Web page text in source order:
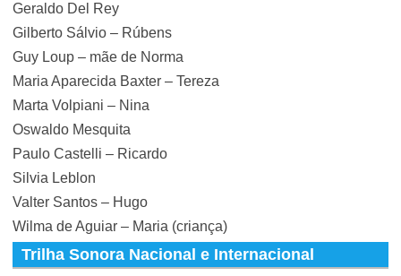
Geraldo Del Rey
Gilberto Sálvio – Rúbens
Guy Loup – mãe de Norma
Maria Aparecida Baxter – Tereza
Marta Volpiani – Nina
Oswaldo Mesquita
Paulo Castelli – Ricardo
Silvia Leblon
Valter Santos – Hugo
Wilma de Aguiar – Maria (criança)
Trilha Sonora Nacional e Internacional